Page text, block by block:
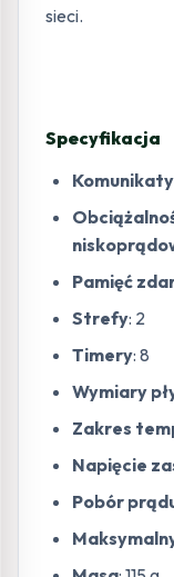
sieci.
Specyfikacja
Pamięć
Strefy: 2
Timery: 8
Wymiary
Zakres
Napięcie
Pobór